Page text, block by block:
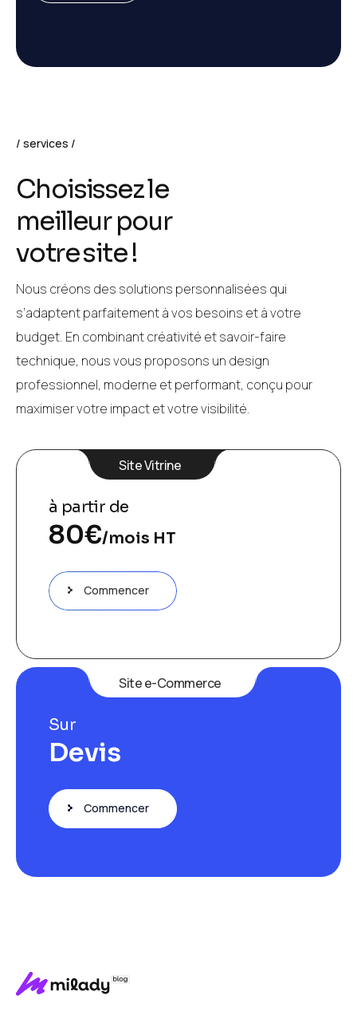
services
Choisissezle
meilleur pour
votresite!
Nous créons des solutions personnalisées qui
s’adaptent parfaitement à vos besoins et à votre
budget. En combinant créativité et savoir-faire
technique, nous vous proposons un design
professionnel, moderne et performant, conçu pour
maximiser votre impact et votre visibilité.
Site Vitrine
à partir de
80€/mois HT
Commencer
Site e-Commerce
Sur
Devis
Commencer